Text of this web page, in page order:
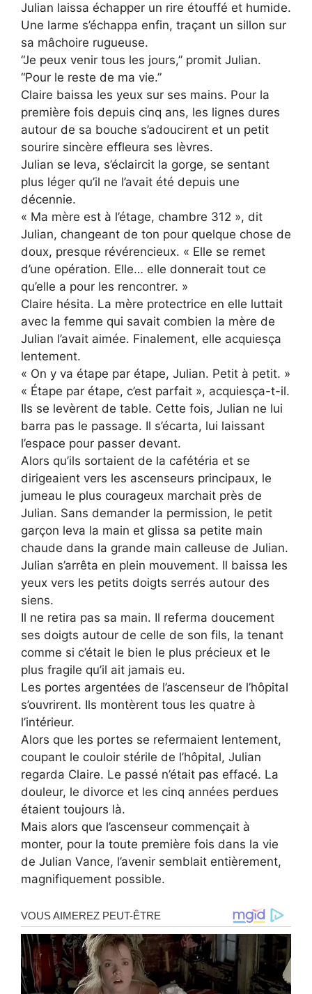
Julian laissa échapper un rire étouffé et humide.
Une larme s’échappa enfin, traçant un sillon sur
sa mâchoire rugueuse.
“Je peux venir tous les jours,” promit Julian.
“Pour le reste de ma vie.”
Claire baissa les yeux sur ses mains. Pour la
première fois depuis cinq ans, les lignes dures
autour de sa bouche s’adoucirent et un petit
sourire sincère effleura ses lèvres.
Julian se leva, s’éclaircit la gorge, se sentant
plus léger qu’il ne l’avait été depuis une
décennie.
« Ma mère est à l’étage, chambre 312 », dit
Julian, changeant de ton pour quelque chose de
doux, presque révérencieux. « Elle se remet
d’une opération. Elle… elle donnerait tout ce
qu’elle a pour les rencontrer. »
Claire hésita. La mère protectrice en elle luttait
avec la femme qui savait combien la mère de
Julian l’avait aimée. Finalement, elle acquiesça
lentement.
« On y va étape par étape, Julian. Petit à petit. »
« Étape par étape, c’est parfait », acquiesça-t-il.
Ils se levèrent de table. Cette fois, Julian ne lui
barra pas le passage. Il s’écarta, lui laissant
l’espace pour passer devant.
Alors qu’ils sortaient de la cafétéria et se
dirigeaient vers les ascenseurs principaux, le
jumeau le plus courageux marchait près de
Julian. Sans demander la permission, le petit
garçon leva la main et glissa sa petite main
chaude dans la grande main calleuse de Julian.
Julian s’arrêta en plein mouvement. Il baissa les
yeux vers les petits doigts serrés autour des
siens.
Il ne retira pas sa main. Il referma doucement
ses doigts autour de celle de son fils, la tenant
comme si c’était le bien le plus précieux et le
plus fragile qu’il ait jamais eu.
Les portes argentées de l’ascenseur de l’hôpital
s’ouvrirent. Ils montèrent tous les quatre à
l’intérieur.
Alors que les portes se refermaient lentement,
coupant le couloir stérile de l’hôpital, Julian
regarda Claire. Le passé n’était pas effacé. La
douleur, le divorce et les cinq années perdues
étaient toujours là.
Mais alors que l’ascenseur commençait à
monter, pour la toute première fois dans la vie
de Julian Vance, l’avenir semblait entièrement,
magnifiquement possible.